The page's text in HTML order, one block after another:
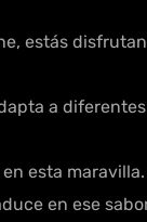
estás
a
esta
en ese